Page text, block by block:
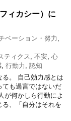
ィカシー）に
ベーション・努力
ティクス 不安 心
行動力
認知
る。 自己効力感とは
ても過言ではないだ
が何かしら行動によ
る、「自分はそれを